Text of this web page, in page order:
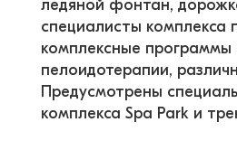
ледяной фонтан,
специалисты комплекса
комплексные
пелоидотерапии,
Предусмотрены
комплекса Spa Park и